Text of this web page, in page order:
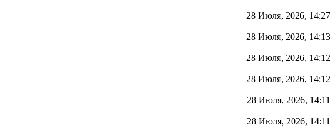
28 Июля, 2026, 14:27
28 Июля, 2026, 14:13
28 Июля, 2026, 14:12
28 Июля, 2026, 14:12
28 Июля, 2026, 14:11
28 Июля, 2026, 14:11